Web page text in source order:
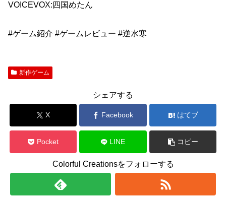
VOICEVOX:四国めたん
#ゲーム紹介 #ゲームレビュー #逆水寒
新作ゲーム
シェアする
X Facebook はてブ
Pocket LINE コピー
Colorful Creationsをフォローする